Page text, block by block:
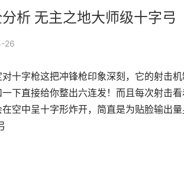
析 无主之地大师级十字弓
26
十字枪这把冲锋枪印象深刻，它的射击
下直接给你整出六连发！而且每次射击
空中呈十字形炸开，简直是为贴脸输出